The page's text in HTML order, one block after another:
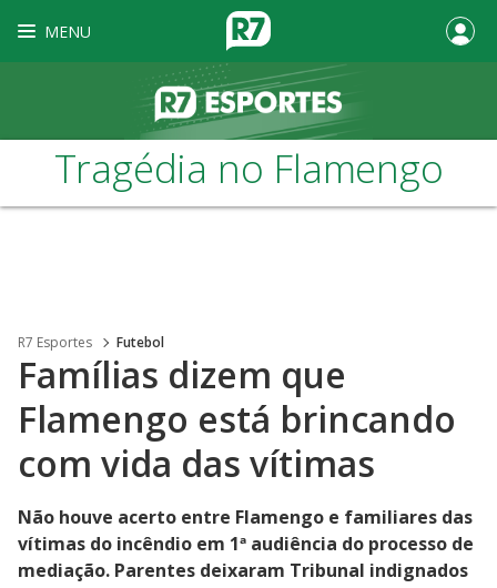
MENU
Tragédia no Flamengo
R7 Esportes Futebol
Famílias dizem que
Flamengo está brincando
com vida das vítimas
Não houve acerto entre Flamengo e familiares das
vítimas do incêndio em 1ª audiência do processo de
mediação. Parentes deixaram Tribunal indignados